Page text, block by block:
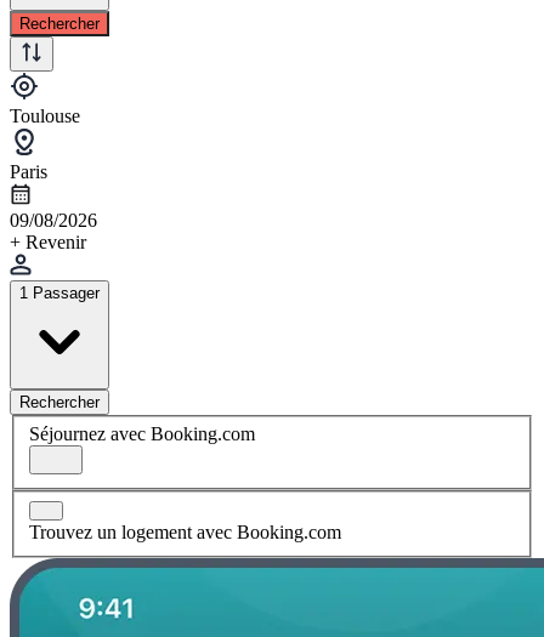
Rechercher
Toulouse
Paris
09/08/2026
+ Revenir
1 Passager
Rechercher
Séjournez avec Booking.com
Trouvez un logement avec Booking.com